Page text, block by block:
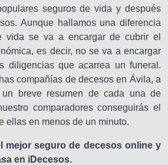
seguros de vida y después
Aunque hallamos una diferencia
vida se va a encargar de cubrir el
es decir, no se va a encargar
diligencias que acarrea un funeral.
compañías de decesos en Ávila, a
un breve resumen de cada una de
comparadores conseguirás el
ellas en menos de un minuto.
mejor seguro de decesos online y
en iDecesos.